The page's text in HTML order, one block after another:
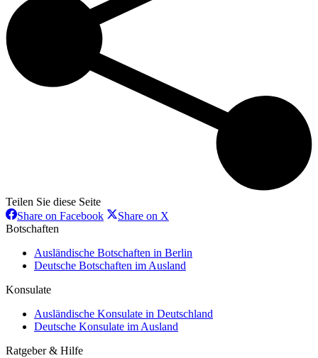
Teilen Sie diese Seite
Share on FacebookShareShare on X
Botschaften
Ausländische Botschaften in Berlin
Deutsche Botschaften im Ausland
Konsulate
Ausländische Konsulate in Deutschland
Deutsche Konsulate im Ausland
Ratgeber & Hilfe